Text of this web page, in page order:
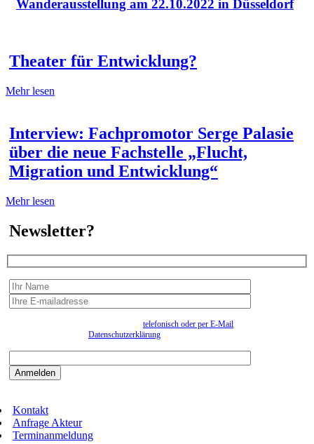
Wanderausstellung am 22.10.2022 in Düsseldorf
Theater für Entwicklung?
Mehr lesen
Interview: Fachpromotor Serge Palasie
über die neue Fachstelle „Flucht,
Migration und Entwicklung“
Mehr lesen
Newsletter?
telefonisch oder per E-Mail
Datenschutzerklärung
Kontakt
Anfrage Akteur
Terminanmeldung